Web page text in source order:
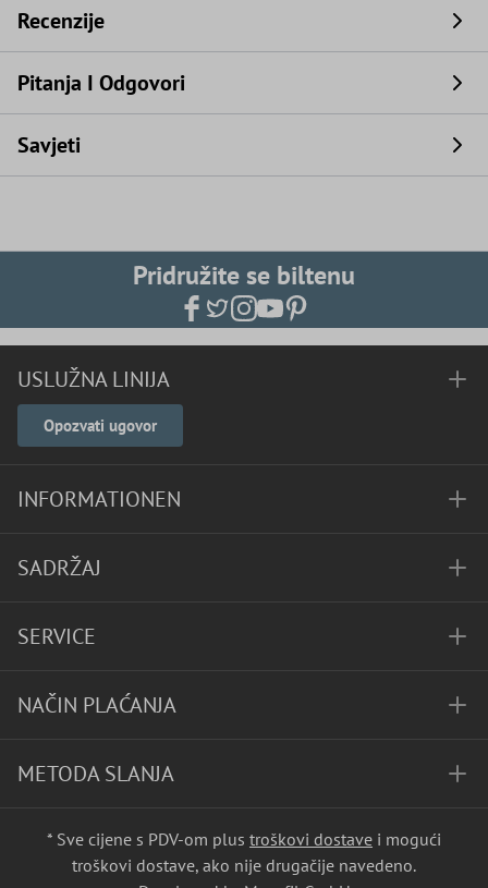
Recenzije
Pitanja I Odgovori
Savjeti
Pridružite se biltenu
USLUŽNA LINIJA
Opozvati ugovor
INFORMATIONEN
SADRŽAJ
SERVICE
NAČIN PLAĆANJA
METODA SLANJA
* Sve cijene s PDV-om plus troškovi dostave i mogući
troškovi dostave, ako nije drugačije navedeno.